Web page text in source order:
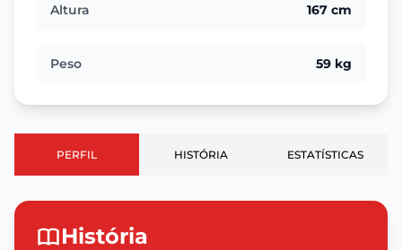
Altura 167 cm
Peso 59 kg
PERFIL HISTÓRIA ESTATÍSTICAS
História